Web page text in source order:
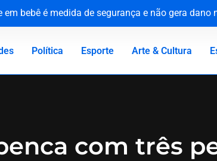
bebê é medida de segurança e não gera dano
e reforça compromisso com a defesa da saúde
Canadá: a virada de vida de Jacaré
vítimas no 81º aniversário do ataque
Política Esporte Arte & Cultura
com três